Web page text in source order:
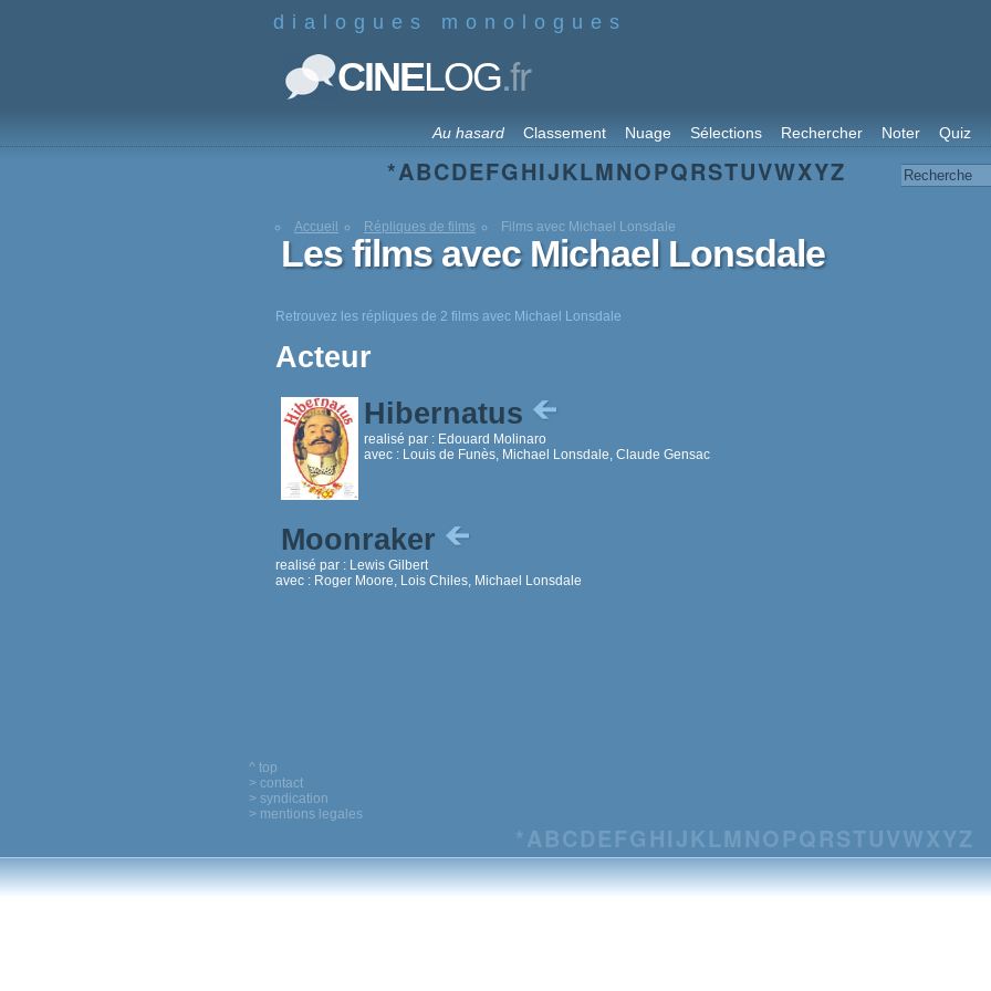
dialogues monologues
CINELOG.fr
Au hasard Classement Nuage Sélections Rechercher Noter Quiz
*ABCDEFGHIJKLMNOPQRSTUVWXYZ
Accueil Répliques de films Films avec Michael Lonsdale
Les films avec Michael Lonsdale
Retrouvez les répliques de 2 films avec Michael Lonsdale
Acteur
Hibernatus
realisé par : Edouard Molinaro
avec : Louis de Funès, Michael Lonsdale, Claude Gensac
Moonraker
realisé par : Lewis Gilbert
avec : Roger Moore, Lois Chiles, Michael Lonsdale
^ top
> contact
> syndication
> mentions legales
*ABCDEFG HIJ KLM NO PQRSTUVWXYZ